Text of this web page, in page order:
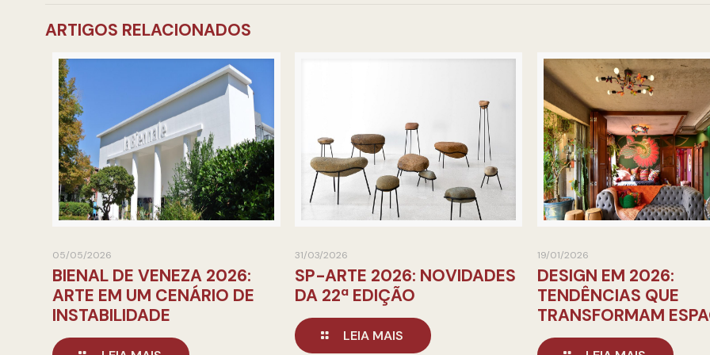
ARTIGOS RELACIONADOS
05/05/2026
BIENAL DE VENEZA 2026:
ARTE EM UM CENÁRIO DE
INSTABILIDADE
31/03/2026
SP-ARTE 2026: NOVIDADES
DA 22ª EDIÇÃO
LEIA MAIS
19/01/2026
DESIGN EM 2026:
TENDÊNCIAS QUE
TRANSFORMAM